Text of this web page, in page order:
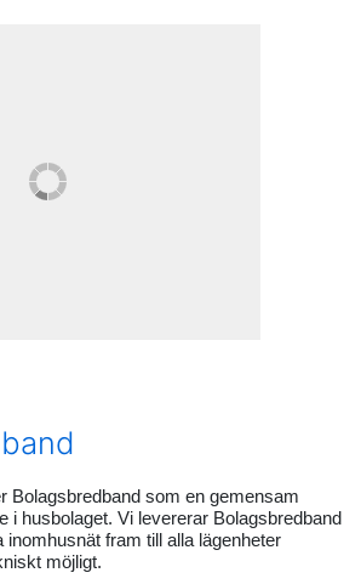
Bolagsbredband som en gemensam
i husbolaget. Vi levererar Bolagsbredband
inomhusnät fram till alla lägenheter
möjligt.